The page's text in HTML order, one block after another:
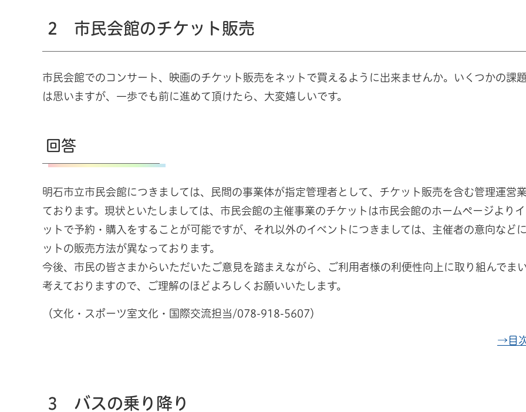
2 市民会館のチケット販売
市民会館でのコンサート、映画のチケット販売をネットで買えるように出来ませんか。いくつかの課
は思いますが、一歩でも前に進めて頂けたら、大変嬉しいです。
回答
明石市立市民会館につきましては、民間の事業体が指定管理者として、チケット販売を含む管理運営
ております。現状といたしましては、市民会館の主催事業のチケットは市民会館のホームページより
ットで予約・購入をすることが可能ですが、それ以外のイベントにつきましては、主催者の意向など
ットの販売方法が異なっております。
今後、市民の皆さまからいただいたご意見を踏まえながら、ご利用者様の利便性向上に取り組んでま
考えておりますので、ご理解のほどよろしくお願いいたします。
（文化・スポーツ室文化・国際交流担当/078-918-5607）
→目
3 バスの乗り降り